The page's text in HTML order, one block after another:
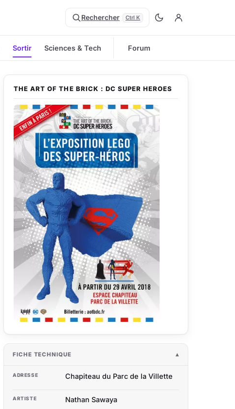
Rechercher Ctrl K
Sortir Sciences & Tech Forum
THE ART OF THE BRICK : DC SUPER HEROES
FICHE TECHNIQUE
ADRESSE Chapiteau du Parc de la Villette
ARTISTE Nathan Sawaya